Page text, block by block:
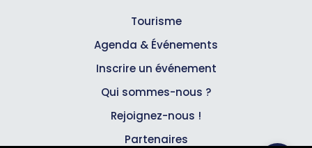
Tourisme
Agenda & Événements
Inscrire un événement
Qui sommes-nous ?
Rejoignez-nous !
Partenaires